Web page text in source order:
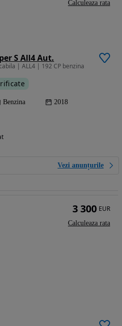
S All4 Aut.
| ALL4 | 192 CP benzina
Benzina 2018
Vezi anunțurile
Calculeaza rata
3 300 EUR
Calculeaza rata